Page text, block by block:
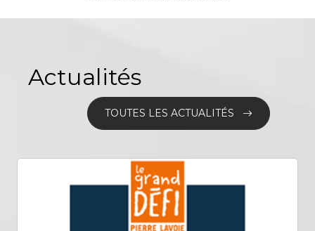
Actualités
TOUTES LES ACTUALITÉS